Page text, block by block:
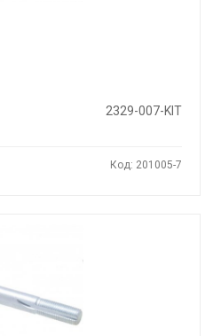
2329-007-KIT
Код: 201005-7